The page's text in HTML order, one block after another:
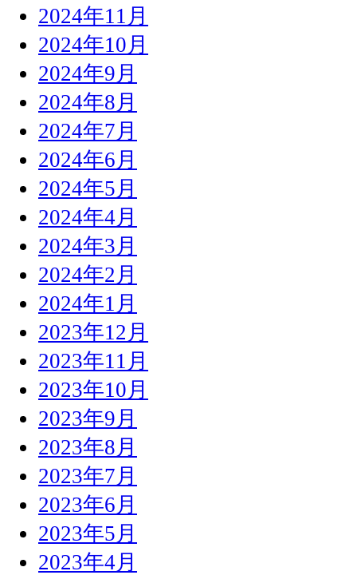
2024年11月
2024年10月
2024年9月
2024年8月
2024年7月
2024年6月
2024年5月
2024年4月
2024年3月
2024年2月
2024年1月
2023年12月
2023年11月
2023年10月
2023年9月
2023年8月
2023年7月
2023年6月
2023年5月
2023年4月